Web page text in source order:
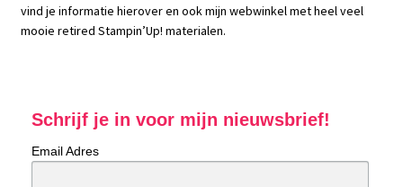
vind je informatie hierover en ook mijn webwinkel met heel veel
mooie retired Stampin’Up! materialen.
Schrijf je in voor mijn nieuwsbrief!
Email Adres